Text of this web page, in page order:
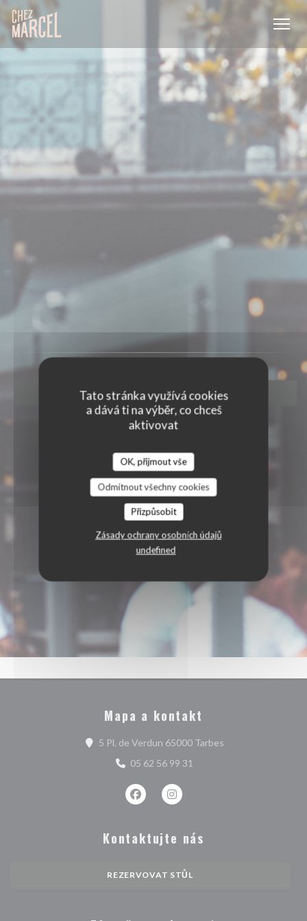
Panel pro správu cookies
Tato stránka využívá cookies
a dává ti na výběr, co chceš
aktivovat
OK, přijmout vše
Odmítnout všechny cookies
Přizpůsobit
Zásady ochrany osobních údajů
undefined
REZERVOVAT STŮL
Mapa a kontakt
5 Pl. de Verdun 65000 Tarbes
05 62 56 99 31
Facebook ((otevře se v novém okně))
Instagram ((otevře se v
Kontaktujte nás
REZERVOVAT STŮL